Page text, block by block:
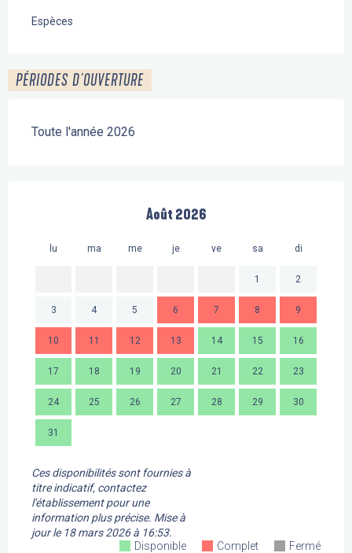
Espèces
PÉRIODES D'OUVERTURE
Toute l'année 2026
Août 2026
lu ma me je ve sa di
1 2
3 4 5 6 7 8 9
10 11 12 13 14 15 16
17 18 19 20 21 22 23
24 25 26 27 28 29 30
31
Ces disponibilités sont fournies à
titre indicatif, contactez
l'établissement pour une
information plus précise. Mise à
jour le18 mars 2026 à 16:53.
Disponible
Complet Fermé